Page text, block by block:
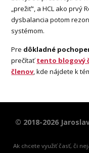
„prežiť“, a HCL ako prvý
dysbalancia potom
systémom.
Pre dôkladné
prečítaťtento blogový
členov, kde nájdete k
© 2018-2026
Ak chcete využiť časť, či